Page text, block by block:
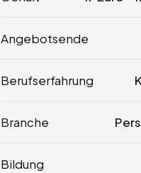
Angebotsende
Berufserfahrung
Branche
Bildung